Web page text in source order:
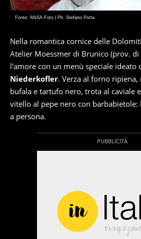
Fonte: ANSA Foto | Ph. Stefano Porta
Nella romantica cornice delle
Atelier Moessmer di Brunico (prov. di
l'amore con un menù speciale ideato
Niederkofler. Verza al forno
bufala e tartufo nero, trota al caviale
vitello al pepe nero con barbabietole:
a persona.